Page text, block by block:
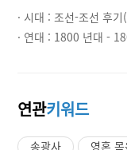
· 시대 : 조선-조선 후
· 연대 : 1800 년대 -
연관키워드
송광사 영혼 목